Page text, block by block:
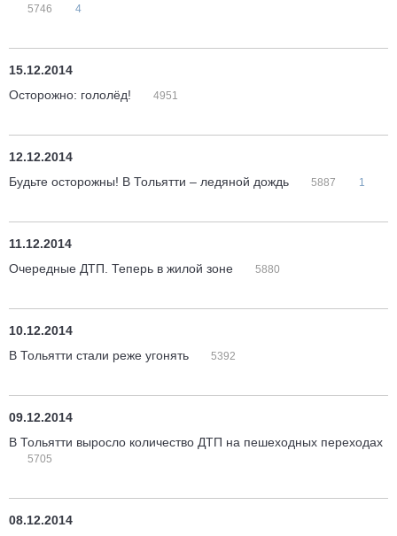
5746 4
15.12.2014
Осторожно: гололёд!
4951
12.12.2014
Будьте осторожны! В Тольятти – ледяной дождь
5887 1
11.12.2014
Очередные ДТП. Теперь в жилой зоне
5880
10.12.2014
В Тольятти стали реже угонять
5392
09.12.2014
В Тольятти выросло количество ДТП на пешеходных переходах
5705
08.12.2014